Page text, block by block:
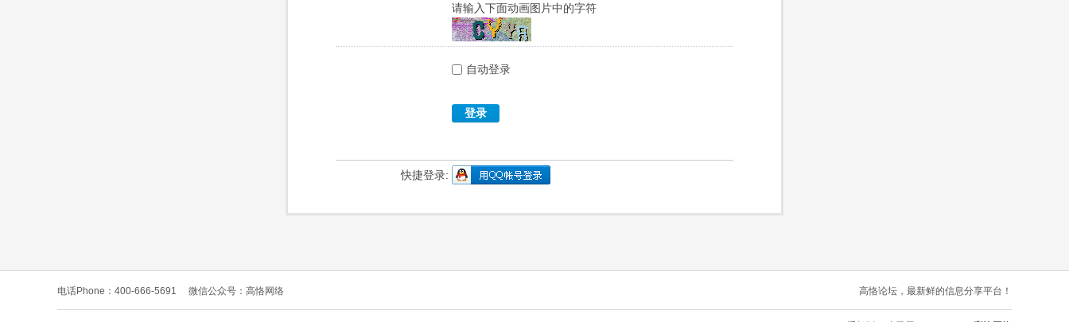
请输入下面动画图片中的字符
自动登录
登录
快捷登录:
电话Phone：400-666-5691 微信公众号：高恪网络 高恪论坛，最新鲜的信息分享平台！